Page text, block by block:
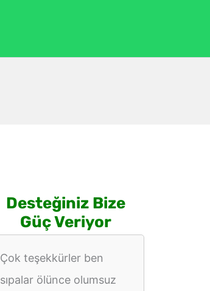
Desteğiniz Bize
Güç Veriyor
Çok teşekkürler ben
sıpalar ölünce olumsuz